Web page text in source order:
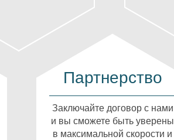
Партнерство
Заключайте договор с нами
и вы сможете быть уверены
в максимальной скорости и